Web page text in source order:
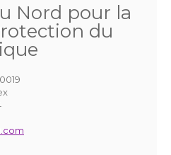
Nord pour la
du